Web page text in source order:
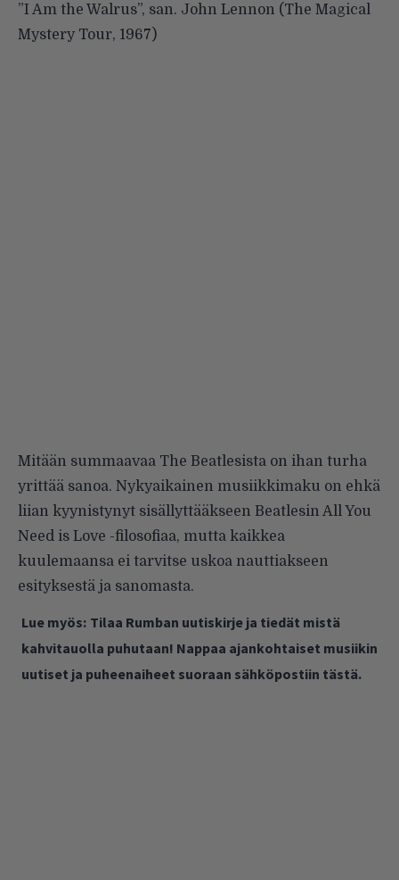
”I Am the Walrus”, san. John Lennon (The Magical
Mystery Tour, 1967)
Mitään summaavaa The Beatlesista on ihan turha
yrittää sanoa. Nykyaikainen musiikkimaku on ehkä
liian kyynistynyt sisällyttääkseen Beatlesin All You
Need is Love -filosofiaa, mutta kaikkea
kuulemaansa ei tarvitse uskoa nauttiakseen
esityksestä ja sanomasta.
Lue myös: Tilaa Rumban uutiskirje ja tiedät mistä
kahvitauolla puhutaan! Nappaa ajankohtaiset musiikin
uutiset ja puheenaiheet suoraan sähköpostiin tästä.